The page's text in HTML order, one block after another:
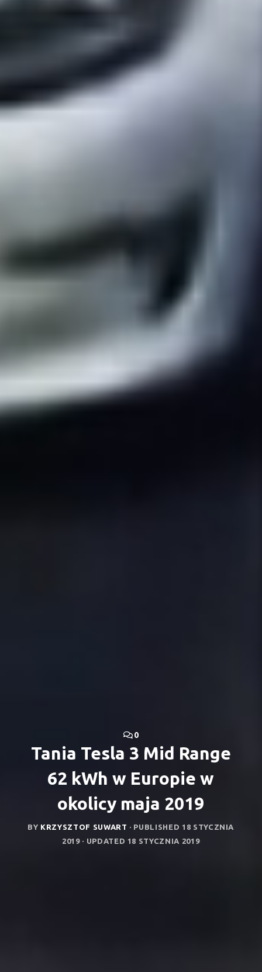
0
Tania Tesla 3 Mid Range
62 kWh w Europie w
okolicy maja 2019
BY KRZYSZTOF SUWART · PUBLISHED 18 STYCZNIA
2019· UPDATED 18 STYCZNIA 2019